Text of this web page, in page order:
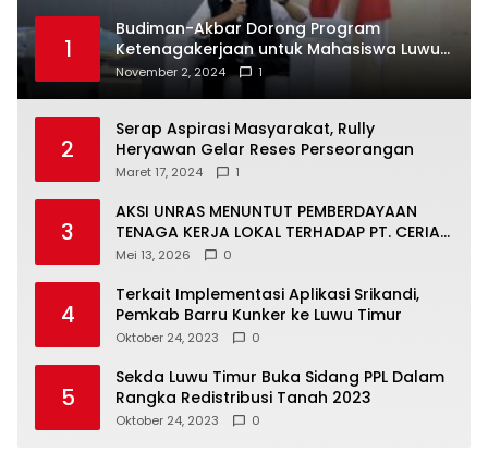
1
Budiman-Akbar Dorong Program
Ketenagakerjaan untuk Mahasiswa Luwu
Timur, Juru Bicara: Ini Peluang Nyata bagi
November 2, 2024 1
2
Serap Aspirasi Masyarakat, Rully
Heryawan Gelar Reses Perseorangan
Maret 17, 2024 1
3
AKSI UNRAS MENUNTUT PEMBERDAYAAN
TENAGA KERJA LOKAL TERHADAP PT. CERIA
NUGRAHA LESTARI
Mei 13, 2026 0
4
Terkait Implementasi Aplikasi Srikandi,
Pemkab Barru Kunker ke Luwu Timur
Oktober 24, 2023 0
5
Sekda Luwu Timur Buka Sidang PPL Dalam
Rangka Redistribusi Tanah 2023
Oktober 24, 2023 0